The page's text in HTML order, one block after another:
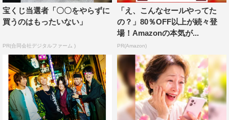
びさされ組「うしろゆびさされ組」「渚の
『・・・・・』」など、80年代の名曲もラインナップして
＜Vo.赤飯によるプレイリスト選曲コメント＞
「深紫伝説」は、洋楽ハードロックへの入り口になったの
でとても記憶に残っています。
「うしろゆびさされ組」は、奇面組再放送世代のわしのド
ンズバ曲。そして今になってゆうゆ推しになりました。
宝くじ当選者「〇〇をやらずに
買うのはもったいない」
PR(合同会社デジタルファーム )
「え、こんなセールやってた
の？」80％OFF以上が続々登
場！Amazonの本気が...
PR(Amazon)